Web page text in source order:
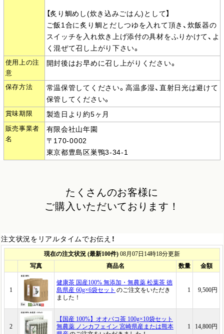
【炙り鯛めし(炊き込みごはん)として】
ご飯1合に炙り鯛とだしつゆを入れて頂き、炊飯器の
スイッチを入れ炊き上げ添付の具材をふりかけて、よ
く混ぜて召し上がり下さい。
使用上の注
意
開封後はお早めに召し上がりください。
保存方法
常温保管してください。高温多湿、直射日光は避けて
保管してください。
賞味期限 製造日より約5ヶ月
販売事業者
名
有限会社山年園
〒170-0002
東京都豊島区巣鴨3-34-1
たくさんのお客様に
ご購入いただいております！
注文状況をリアルタイムでお伝え！